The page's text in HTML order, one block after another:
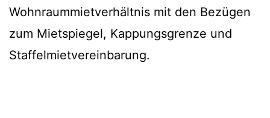
Wohnraummietverhältnis mit den Bezügen
zum Mietspiegel, Kappungsgrenze und
Staffelmietvereinbarung.